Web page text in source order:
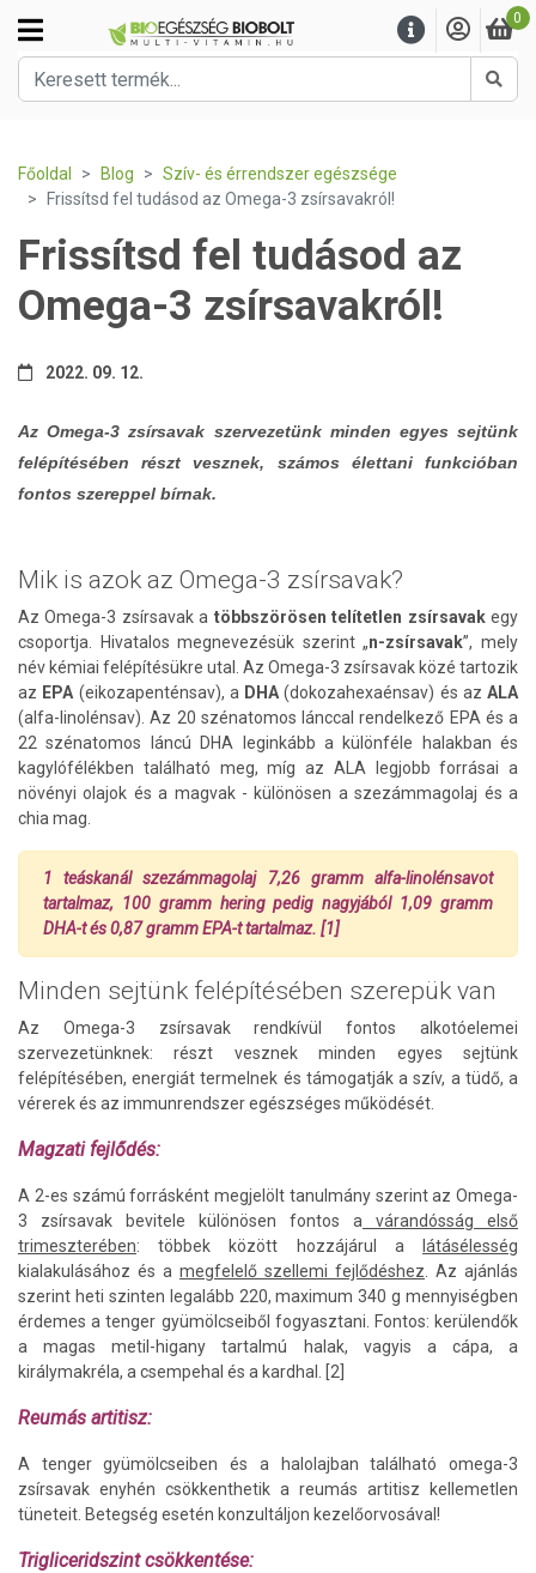
0
Főoldal Blog
Szív- és érrendszer egészsége
Frissítsd fel tudásod az Omega-3 zsírsavakról!
Frissítsd fel tudásod az
Omega-3 zsírsavakról!
2022. 09. 12.
Az Omega-3 zsírsavak szervezetünk minden egyes sejtünk
felépítésében részt vesznek, számos élettani funkcióban
fontos szereppel bírnak.
Mik is azok az Omega-3 zsírsavak?
Az Omega-3 zsírsavak a többszörösen telítetlen zsírsavakegy
csoportja. Hivatalos megnevezésük szerint „n-zsírsavak”, mely
név kémiai felépítésükre utal. Az Omega-3 zsírsavak közé tartozik
az EPA (eikozapenténsav), a DHA(dokozahexaénsav) és az ALA
(alfa-linolénsav). Az 20 szénatomos lánccal rendelkező EPA és a
22 szénatomos láncú DHA leginkább a különféle halakban és
kagylófélékben található meg, míg az ALA legjobb forrásai a
növényi olajok és a magvak - különösen a szezámmagolaj és a
chia mag.
1 teáskanál szezámmagolaj 7,26 gramm alfa-linolénsavot
tartalmaz, 100 gramm hering pedig nagyjából 1,09 gramm
DHA-t és 0,87 gramm EPA-t tartalmaz. [1]
Minden sejtünk felépítésében szerepük van
Az Omega-3 zsírsavak rendkívül fontos alkotóelemei
szervezetünknek: részt vesznek minden egyes sejtünk
felépítésében, energiát termelnek és támogatják a szív, a tüdő, a
vérerek és az immunrendszer egészséges működését.
Magzati fejlődés:
A 2-es számú forrásként megjelölt tanulmány szerint az Omega-
3 zsírsavak bevitele különösen fontos a várandósság első
trimeszterében: többek között hozzájárul a
látásélesség
kialakulásához és a megfelelő szellemi fejlődéshez . Az ajánlás
szerint heti szinten legalább 220, maximum 340 g mennyiségben
érdemes a tenger gyümölcseiből fogyasztani. Fontos: kerülendők
a magas metil-higany tartalmú halak, vagyis a cápa, a
királymakréla, a csempehal és a kardhal. [2]
Reumás artitisz:
A tenger gyümölcseiben és a halolajban található omega-3
zsírsavak enyhén csökkenthetik a reumás artitisz kellemetlen
tüneteit. Betegség esetén konzultáljon kezelőorvosával!
Trigliceridszint csökkentése: